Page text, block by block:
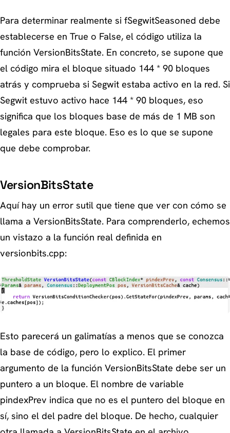
Para determinar realmente si fSegwitSeasoned debe
establecerse en True o False, el código utiliza la
función VersionBitsState. En concreto, se supone que
el código mira el bloque situado 144 * 90 bloques
atrás y comprueba si Segwit estaba activo en la red. Si
Segwit estuvo activo hace 144 * 90 bloques, eso
significa que los bloques base de más de 1 MB son
legales para este bloque. Eso es lo que se supone
que debe comprobar.
VersionBitsState
Aquí hay un error sutil que tiene que ver con cómo se
llama a VersionBitsState. Para comprenderlo, echemos
un vistazo a la función real definida en
versionbits.cpp:
Esto parecerá un galimatías a menos que se conozca
la base de código, pero lo explico. El primer
argumento de la función VersionBitsState debe ser un
puntero a un bloque. El nombre de variable
pindexPrev indica que no es el puntero del bloque en
sí, sino el del padre del bloque. De hecho, cualquier